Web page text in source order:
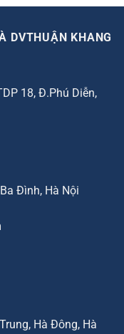
DVTHUẬN KHANG
18, Đ.Phú Diễn,
Đình, Hà Nội
Hà Đông, Hà